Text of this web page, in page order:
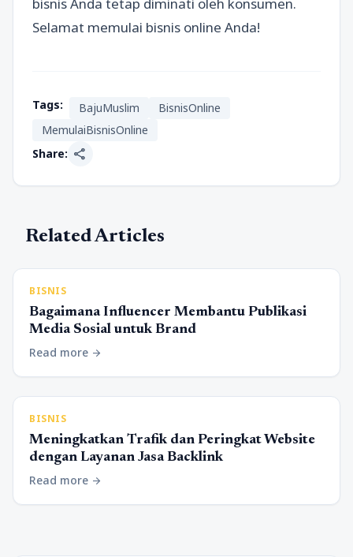
bisnis Anda tetap diminati oleh konsumen.
Selamat memulai bisnis online Anda!
Tags: BajuMuslim
BisnisOnline
MemulaiBisnisOnline
Share: share
Related Articles
BISNIS
Bagaimana Influencer Membantu Publikasi
Media Sosial untuk Brand
Read more arrow_forward
BISNIS
Meningkatkan Trafik dan Peringkat Website
dengan Layanan Jasa Backlink
Read more arrow_forward